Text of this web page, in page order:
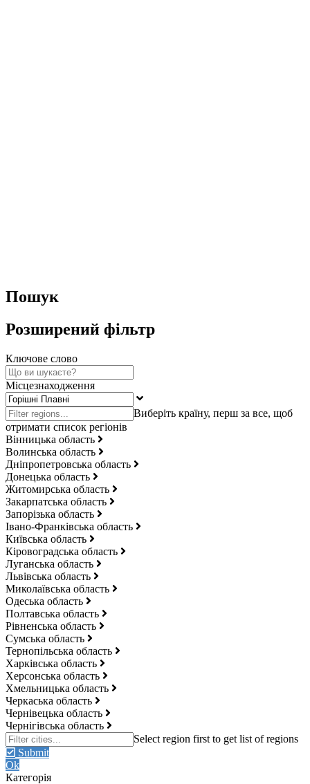
Пошук
Розширений фільтр
Ключове слово
Місцезнаходження
Вінницька область
Волинська область
Дніпропетровська область
Донецька область
Житомирська область
Закарпатська область
Запорізька область
Івано-Франківська область
Київська область
Кіровоградська область
Луганська область
Львівська область
Миколаївська область
Одеська область
Полтавська область
Рівненська область
Сумська область
Тернопільська область
Харківська область
Херсонська область
Хмельницька область
Черкаська область
Чернівецька область
Чернігівська область
Submit
Ok
Категорія